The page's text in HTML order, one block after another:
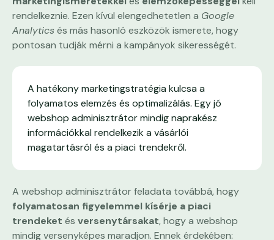
rendelkeznie. Ezen kívül elengedhetetlen a Google
Analyticsés más hasonló eszközök ismerete, hogy
pontosan tudják mérni a kampányok sikerességét.
A hatékony marketingstratégia kulcsa a
folyamatos elemzés és optimalizálás. Egy jó
webshop adminisztrátor mindig naprakész
információkkal rendelkezik a vásárlói
magatartásról és a piaci trendekről.
A webshop adminisztrátor feladata továbbá, hogy
folyamatosan figyelemmel kísérje a piaci
trendeket és versenytársakat, hogy a webshop
mindig versenyképes maradjon. Ennek érdekében: